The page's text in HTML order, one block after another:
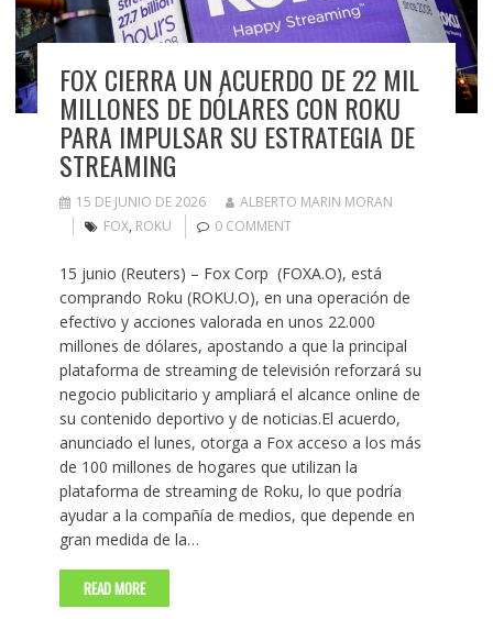
FOX CIERRA UN ACUERDO DE 22 MIL
MILLONES DE DÓLARES CON ROKU
PARA IMPULSAR SU ESTRATEGIA DE
STREAMING
15 DE JUNIO DE 2026
ALBERTO MARIN MORAN
FOX, ROKU 0 COMMENT
15 junio (Reuters) – Fox Corp (FOXA.O), está
comprando Roku (ROKU.O), en una operación de
efectivo y acciones valorada en unos 22.000
millones de dólares, apostando a que la principal
plataforma de streaming de televisión reforzará su
negocio publicitario y ampliará el alcance online de
su contenido deportivo y de noticias.El acuerdo,
anunciado el lunes, otorga a Fox acceso a los más
de 100 millones de hogares que utilizan la
plataforma de streaming de Roku, lo que podría
ayudar a la compañía de medios, que depende en
gran medida de la…
READ MORE